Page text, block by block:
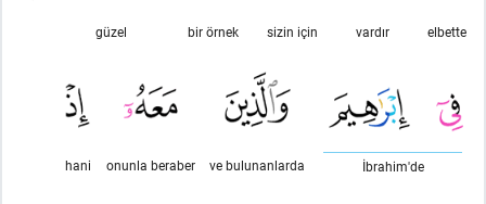
elbette
vardır
sizin için
bir örnek
güzel
İbrahim'de
ve bulunanlarda
onunla beraber
hani